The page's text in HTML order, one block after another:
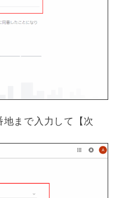
地まで入力して【次